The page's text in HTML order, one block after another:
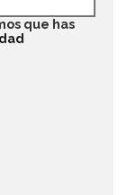
que has